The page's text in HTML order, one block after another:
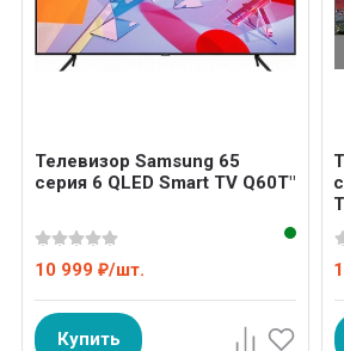
Телевизор Samsung 65
серия 6 QLED Smart TV Q60T"
10 999 ₽/шт.
Купить